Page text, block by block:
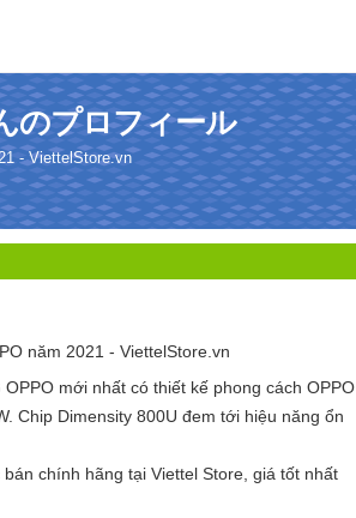
のプロフィール
- ViettelStore.vn
năm 2021 - ViettelStore.vn
mới nhất có thiết kế phong cách OPPO
Chip Dimensity 800U đem tới hiệu năng ổn
chính hãng tại Viettel Store, giá tốt nhất